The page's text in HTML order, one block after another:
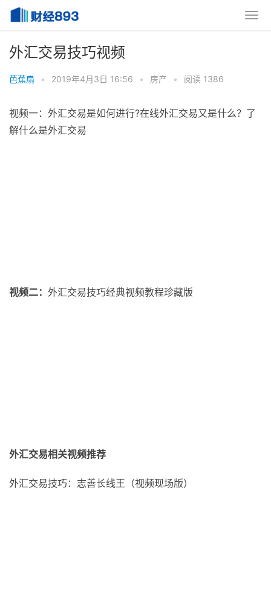
外汇交易技巧视频
芭蕉扇 • 2019年4月3日 16:56 • 房产 • 阅读 1386
视频一：外汇交易是如何进行?在线外汇交易又是什么？了
解什么是外汇交易
视频二： 外汇交易技巧经典视频教程珍藏版
外汇交易相关视频推荐
外汇交易技巧：志善长线王（视频现场版）